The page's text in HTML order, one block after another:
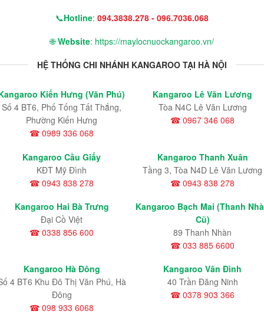
📞Hotline: 094.3838.278 - 096.7036.068
🌐Website: https://maylocnuockangaroo.vn/
HỆ THỐNG CHI NHÁNH KANGAROO TẠI HÀ NỘI
Kiến Hưng (Văn Phú)
Số 4 BT6, Phố Tống Tất Thắng,
Phường Kiến Hưng
☎ 0989 336 068
Kangaroo Lê Văn Lương
Tòa N4C Lê Văn Lương
☎ 0967 346 068
Kangaroo Cầu Giấy
KĐT Mỹ Đình
☎ 0943 838 278
Kangaroo Thanh Xuân
Tầng 3, Tòa N4D Lê Văn Lương
☎ 0943 838 278
Kangaroo Hai Bà Trưng
Đại Cồ Việt
☎ 0338 856 600
Kangaroo Bạch Mai (Thanh
Cũ)
89 Thanh Nhàn
☎ 033 885 6600
Kangaroo Hà Đông
4 BT6 Khu Đô Thị Văn Phú, Hà
Đông
☎ 098 933 6068
Kangaroo Vân Đình
40 Trần Đăng Ninh
☎ 0378 903 366